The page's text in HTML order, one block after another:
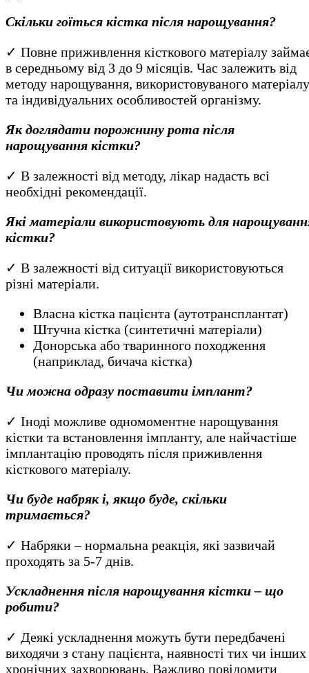
Скільки гоїться кістка після нарощування?
✓ Повне приживлення кісткового матеріалу
в середньому від 3 до 9 місяців. Час залежить від
методу нарощування, використовуваного матеріалу
та індивідуальних особливостей організму.
Як доглядати порожнину рота після
нарощування кістки?
✓ В залежності від методу, лікар надасть всі
необхідні рекомендації.
Які матеріали використовують для
кістки?
✓ В залежності від ситуації використовуються
різні матеріали.
Власна кістка пацієнта (аутотрансплантат)
Штучна кістка (синтетичні матеріали)
Донорська або тваринного походження
(наприклад, бичача кістка)
Чи можна одразу поставити імплант?
✓ Іноді можливе одномоментне нарощування
кістки та встановлення імпланту, але найчастіше
імплантацію проводять після приживлення
кісткового матеріалу.
Чи буде набряк і, якщо буде, скільки
тримається?
✓ Набряки – нормальна реакція, які зазвичай
проходять за 5-7 днів.
Ускладнення після нарощування кістки – що
робити?
✓ Деякі ускладнення можуть бути передбачені
виходячи з стану пацієнта, наявності тих чи інших
хронічних захворювань. Важливо повідомити